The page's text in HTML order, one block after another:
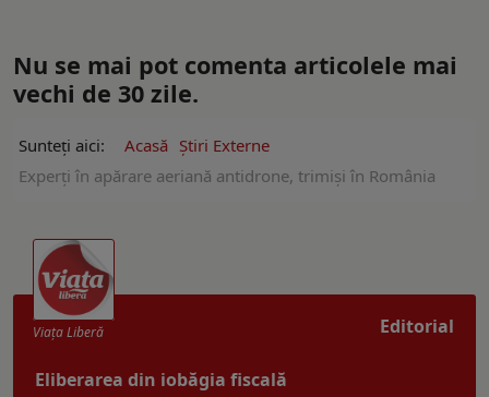
Nu se mai pot comenta articolele mai
vechi de 30 zile.
Sunteți aici: Acasă Ştiri Externe
Experți în apărare aeriană antidrone, trimişi în România
Editorial
Viaţa Liberă
Eliberarea din iobăgia fiscală